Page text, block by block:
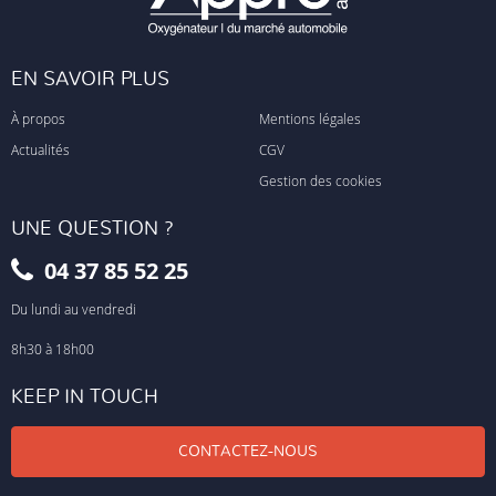
EN SAVOIR PLUS
À propos
Actualités
Mentions légales
CGV
Gestion des cookies
UNE QUESTION ?
04 37 85 52 25
Du lundi au vendredi
8h30 à 18h00
KEEP IN TOUCH
CONTACTEZ-NOUS